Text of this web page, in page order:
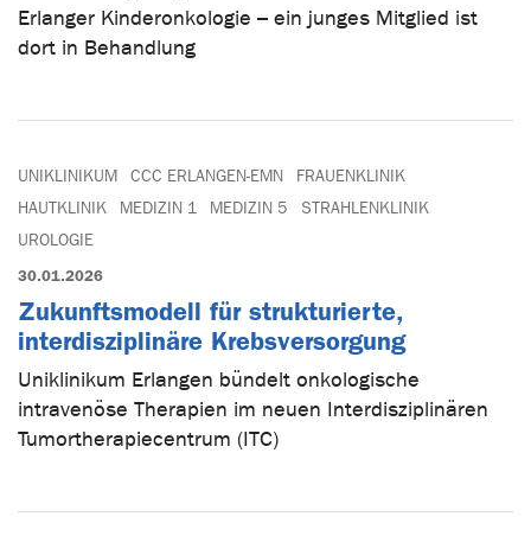
Erlanger Kinderonkologie – ein junges Mitglied ist
dort in Behandlung
UNIKLINIKUM CCC ERLANGEN-EMN
FRAUENKLINIK
HAUTKLINIK
MEDIZIN 1 MEDIZIN 5
STRAHLENKLINIK
UROLOGIE
30.01.2026
Zukunftsmodell für strukturierte,
interdisziplinäre Krebsversorgung
Uniklinikum Erlangen bündelt onkologische
intravenöse Therapien im neuen Interdisziplinären
Tumortherapiecentrum (ITC)